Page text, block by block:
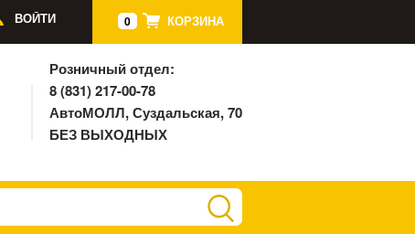
0 КОРЗИНА
ВОЙТИ
Розничный отдел:
8 (831) 217-00-78
АвтоМОЛЛ, Суздальская, 70
БЕЗ ВЫХОДНЫХ